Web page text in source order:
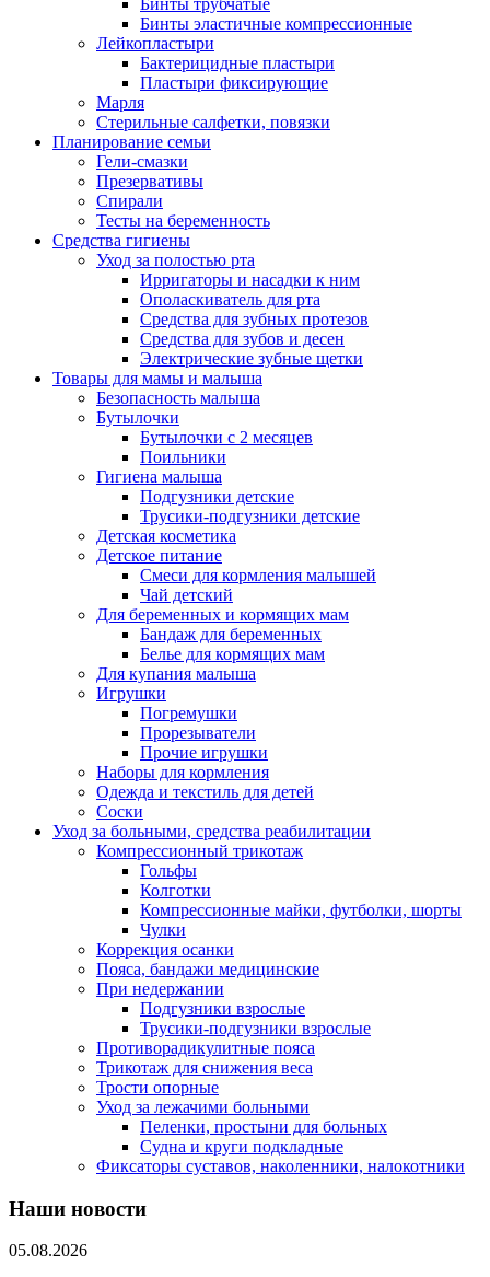
Бинты трубчатые
Бинты эластичные компрессионные
Лейкопластыри
Бактерицидные пластыри
Пластыри фиксирующие
Марля
Стерильные салфетки, повязки
Планирование семьи
Гели-смазки
Презервативы
Спирали
Тесты на беременность
Средства гигиены
Уход за полостью рта
Ирригаторы и насадки к ним
Ополаскиватель для рта
Средства для зубных протезов
Средства для зубов и десен
Электрические зубные щетки
Товары для мамы и малыша
Безопасность малыша
Бутылочки
Бутылочки с 2 месяцев
Поильники
Гигиена малыша
Подгузники детские
Трусики-подгузники детские
Детская косметика
Детское питание
Смеси для кормления малышей
Чай детский
Для беременных и кормящих мам
Бандаж для беременных
Белье для кормящих мам
Для купания малыша
Игрушки
Погремушки
Прорезыватели
Прочие игрушки
Наборы для кормления
Одежда и текстиль для детей
Соски
Уход за больными, средства реабилитации
Компрессионный трикотаж
Гольфы
Колготки
Компрессионные майки, футболки, шорты
Чулки
Коррекция осанки
Пояса, бандажи медицинские
При недержании
Подгузники взрослые
Трусики-подгузники взрослые
Противорадикулитные пояса
Трикотаж для снижения веса
Трости опорные
Уход за лежачими больными
Пеленки, простыни для больных
Судна и круги подкладные
Фиксаторы суставов, наколенники, налокотники
Наши новости
05.08.2026